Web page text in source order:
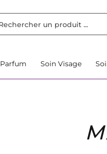
Parfum Soin Visage